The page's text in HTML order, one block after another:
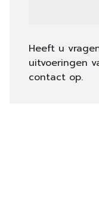
Heeft u
uitvoeringen
contact op.